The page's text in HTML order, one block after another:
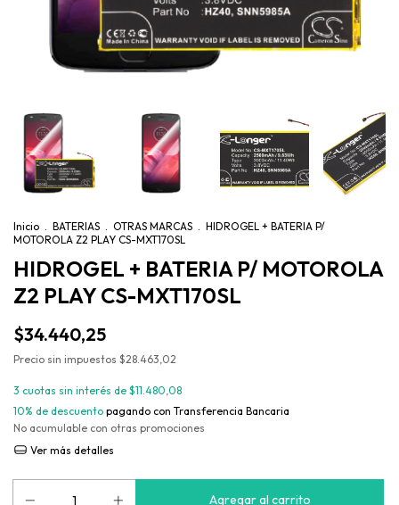
Inicio BATERIAS OTRAS MARCAS
HIDROGEL + BATERIA P/
MOTOROLA Z2 PLAY CS-MXT170SL
HIDROGEL + BATERIA P/ MOTOROLA
Z2 PLAY CS-MXT170SL
$34.440,25
Precio sin impuestos $28.463,02
3 cuotas sin interés de $11.480,08
10% de descuento pagando con Transferencia Bancaria
No acumulable con otras promociones
Ver más detalles